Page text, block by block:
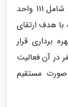
60 هزار متر مربع و زیربنای 35 هزار مترمربع شامل 111 واحد
هدف ارتقای
برداری قرار
در زمان احداث این طرح ها 380 نفر در آن فعالیت
برای 140 نفر به صورت مستقیم